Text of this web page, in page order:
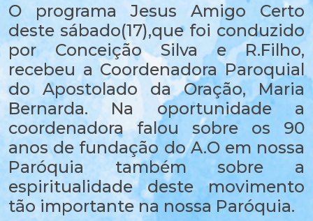
O programa Jesus Amigo Certo
deste sábado(17),que foi conduzido
por Conceição Silva e R.Filho,
recebeu a Coordenadora Paroquial
do Apostolado da Oração, Maria
Bernarda. Na oportunidade a
coordenadora falou sobre os 90
anos de fundação do A.O em nossa
Paróquia também sobre a
espiritualidade deste movimento
tão importante na nossa Paróquia.